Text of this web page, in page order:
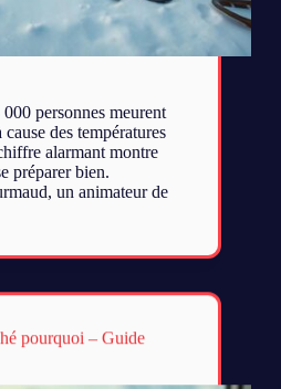
personnes meurent
des températures
alarmant montre
préparer bien.
un animateur de
pourquoi – Guide